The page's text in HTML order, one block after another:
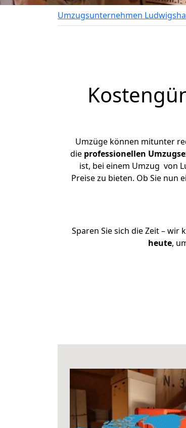
Umzugsunternehmen
Umzüge können mitunter
die professionellen
ist, bei einem Umzug von
Preise zu bieten. Ob Sie nun
Sparen Sie sich die Zeit –
heute,